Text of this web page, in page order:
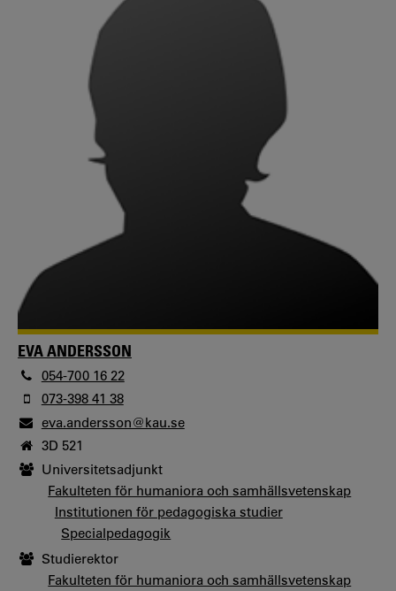
EVA ANDERSSON
054-700 16 22
073-398 41 38
eva.andersson@kau.se
3D 521
Universitetsadjunkt
Fakulteten för humaniora och samhällsvetenskap
Institutionen för pedagogiska studier
Specialpedagogik
Studierektor
Fakulteten för humaniora och samhällsvetenskap